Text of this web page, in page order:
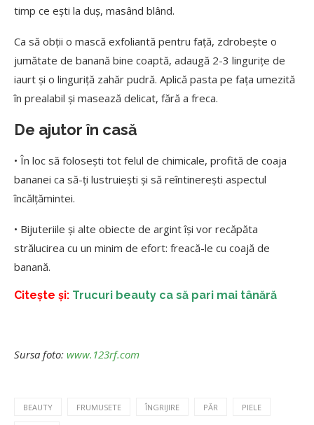
timp ce ești la duș, masând blând.
Ca să obții o mască exfoliantă pentru față, zdrobește o
jumătate de banană bine coaptă, adaugă 2-3 lingurițe de
iaurt și o linguriță zahăr pudră. Aplică pasta pe fața umezită
în prealabil și masează delicat, fără a freca.
De ajutor în casă
• În loc să folosești tot felul de chimicale, profită de coaja
bananei ca să-ți lustruiești și să reîntinerești aspectul
încălțămintei.
• Bijuteriile și alte obiecte de argint își vor recăpăta
strălucirea cu un minim de efort: freacă-le cu coajă de
banană.
Citește și: Trucuri beauty ca să pari mai tânără
Sursa foto: www.123rf.com
BEAUTY FRUMUSETE ÎNGRIJIRE PĂR PIELE